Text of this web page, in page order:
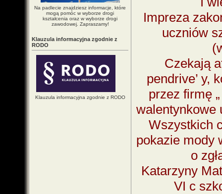
Na padlecie znajdziesz informacje, które
mogą pomóc w wyborze drogi
kształcenia oraz w wyborze drogi
zawodowej. Zapraszamy!
Klauzula informacyjna zgodnie z
RODO
Klauzula informacyjna zgodnie z RODO
Impreza
uczniów
Czekają
pendrive’ y,
przez firmę
walentynkowe
Wszystkich
pokazie mody
o
Katarzyny
VI c